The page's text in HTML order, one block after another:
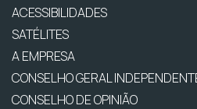
ACESSIBILIDADES
SATÉLITES
A EMPRESA
CONSELHO GERAL
CONSELHO DE OPINIÃO